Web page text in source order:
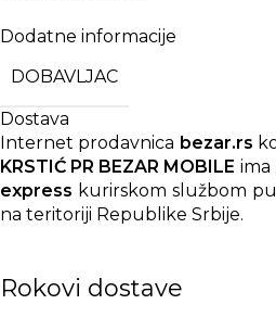
Dodatne informacije
DOBAVLJAC
Dostava
Internet prodavnica bezar.rs
KRSTIĆ PR BEZAR MOBILE ima
express kurirskom službom
na teritoriji Republike Srbije.
Rokovi dostave